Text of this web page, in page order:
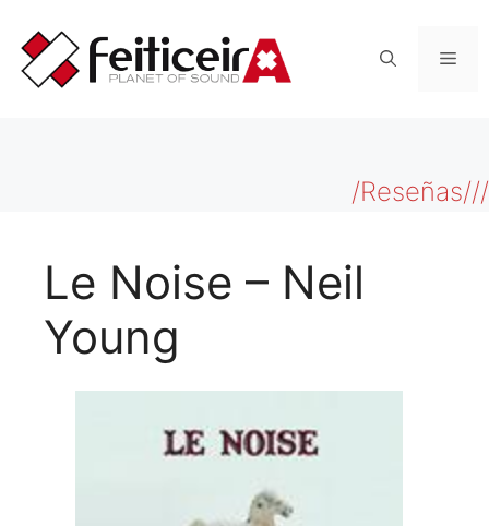
contenido
/Reseñas///
Le Noise – Neil
Young